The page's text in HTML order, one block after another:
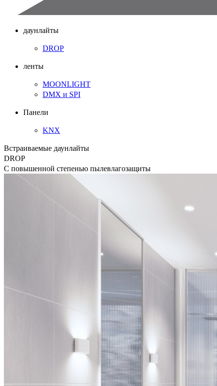
даунлайты
DROP
ленты
MOONLIGHT
DMX и SPI
Панели
KNX
Встраиваемые даунлайты
DROP
С повышенной степенью пылевлагозащиты